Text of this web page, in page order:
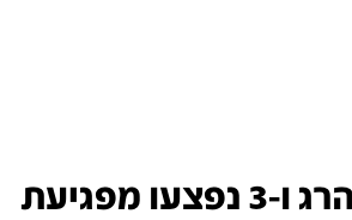
נער בן 14 נהרג ו-3 נפצעו מפגיעת